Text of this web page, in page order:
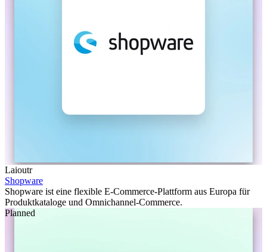
Laioutr
Shopware
Shopware ist eine flexible E-Commerce-Plattform aus Europa für
Produktkataloge und Omnichannel-Commerce.
Planned